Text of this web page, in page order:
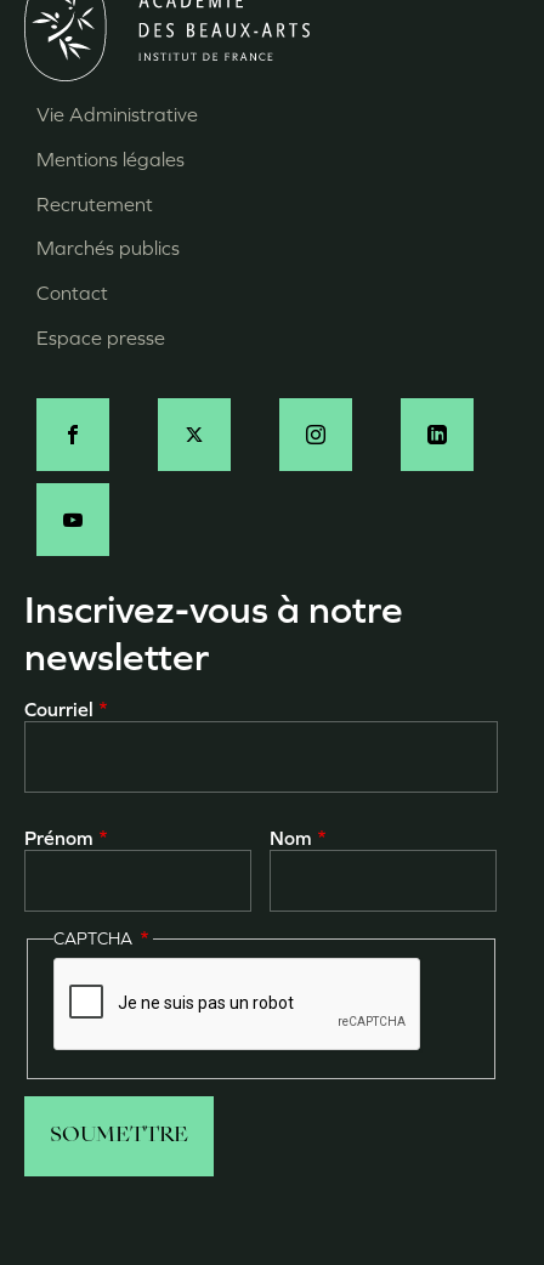
Pied
de
page
Vie Administrative
Mentions légales
Recrutement
Marchés publics
Contact
Espace presse
Social
Inscrivez-vous à notre
newsletter
Courriel
Prénom Nom
CAPTCHA